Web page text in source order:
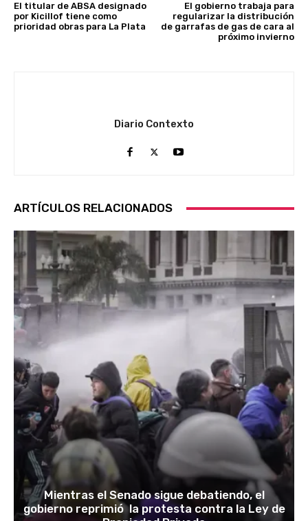
El titular de ABSA designado
por Kicillof tiene como
prioridad obras para La Plata
El gobierno trabaja para
regularizar la distribución
de garrafas de gas de cara al
próximo invierno
Diario Contexto
ARTÍCULOS RELACIONADOS
Mientras el Senado sigue debatiendo, el
gobierno reprimió la protesta contra la Ley de